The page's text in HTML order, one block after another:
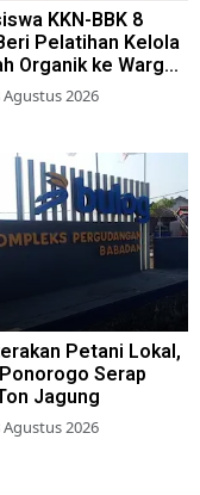
KKN-BBK 8
Pelatihan Kelola
Organik ke Warga
Surabaya
2026
Petani Lokal,
Serap
Jagung
2026